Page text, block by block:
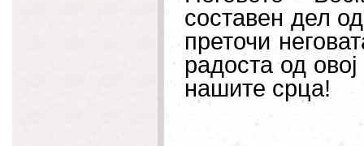
составен дел
преточи
радоста од
нашите срца!